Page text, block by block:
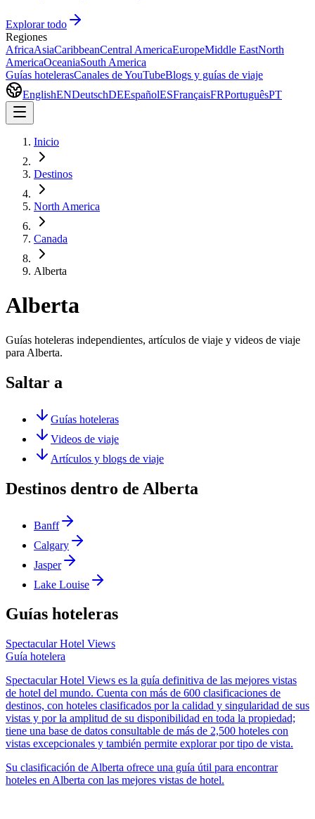
Explorar todo
Regiones
AfricaAsiaCaribbeanCentral AmericaEuropeMiddle EastNorth
AmericaOceaniaSouth America
Guías hotelerasCanales de YouTubeBlogs y guías de viaje
EnglishENDeutschDEEspañolESFrançaisFRPortuguêsPT
Inicio
Destinos
North America
Canada
Alberta
Alberta
Guías hoteleras independientes, artículos de viaje y videos de viaje
para Alberta.
Saltar a
Guías hoteleras
Videos de viaje
Artículos y blogs de viaje
Destinos dentro de Alberta
Banff
Calgary
Jasper
Lake Louise
Guías hoteleras
Spectacular Hotel Views
Guía hotelera
Spectacular Hotel Views es la guía definitiva de las mejores vistas
de hotel del mundo. Cuenta con más de 600 clasificaciones de
destinos, con hoteles clasificados por la calidad y singularidad de sus
vistas y por la amplitud de su disponibilidad en toda la propiedad;
tiene una base de datos consultable de más de 2,500 hoteles con
vistas excepcionales y también permite explorar por tipo de vista.
Su clasificación de Alberta ofrece una guía útil para encontrar
hoteles en Alberta con las mejores vistas de hotel.